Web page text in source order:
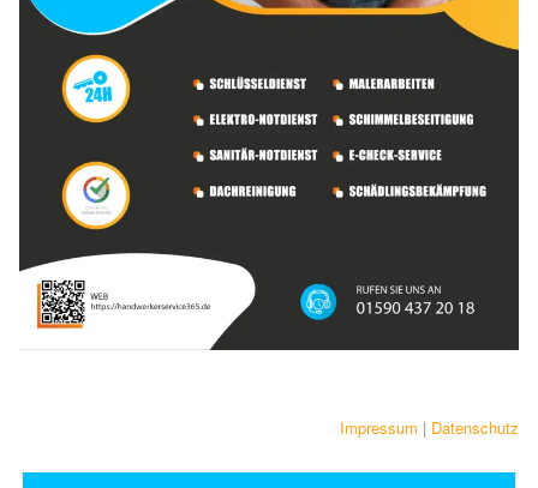
Impressum | Datenschutz